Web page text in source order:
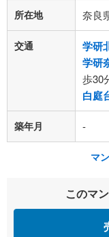
所在地 奈良
交通 学研
学研
歩30
白庭
築年月 -
マ
このマ